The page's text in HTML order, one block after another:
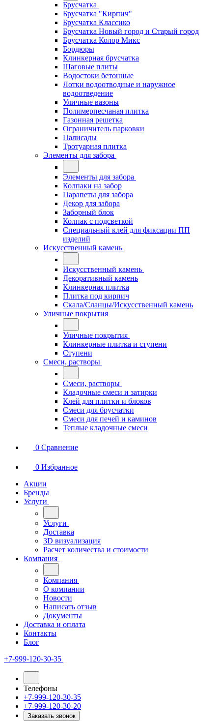
Брусчатка
Брусчатка "Кирпич"
Брусчатка Классико
Брусчатка Новый город и Старый город
Брусчатка Колор Микс
Бордюры
Клинкерная брусчатка
Шаговые плиты
Водостоки бетонные
Лотки водоотводные и наружное
водоотведение
Уличные вазоны
Полимерпесчаная плитка
Газонная решетка
Ограничитель парковки
Палисады
Тротуарная плитка
Элементы для забора
Элементы для забора
Колпаки на забор
Парапеты для забора
Декор для забора
Заборный блок
Колпак с подсветкой
Специальный клей для фиксации ПП
изделий
Искусственный камень
Искусственный камень
Декоративный камень
Клинкерная плитка
Плитка под кирпич
Скала/Сланцы/Искусственный камень
Уличные покрытия
Уличные покрытия
Клинкерные плитка и ступени
Ступени
Смеси, растворы
Смеси, растворы
Кладочные смеси и затирки
Клей для плитки и блоков
Смеси для брусчатки
Смеси для печей и каминов
Теплые кладочные смеси
0 Сравнение
0 Избранное
Акции
Бренды
Услуги
Услуги
Доставка
3D визуализация
Расчет количества и стоимости
Компания
Компания
О компании
Новости
Написать отзыв
Документы
Доставка и оплата
Контакты
Блог
+7-999-120-30-35
Телефоны
+7-999-120-30-35
+7-999-120-30-20
Заказать звонок